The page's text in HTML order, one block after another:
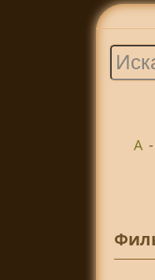
А -